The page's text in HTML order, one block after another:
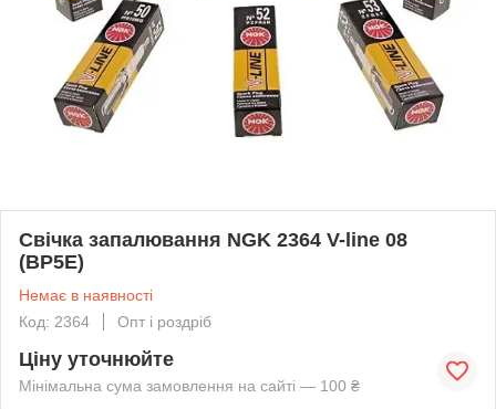
Свічка запалювання NGK 2364 V-line 08
(BP5E)
Немає в наявності
Код: 2364
Опт і роздріб
Ціну уточнюйте
Мінімальна сума замовлення на сайті — 100 ₴